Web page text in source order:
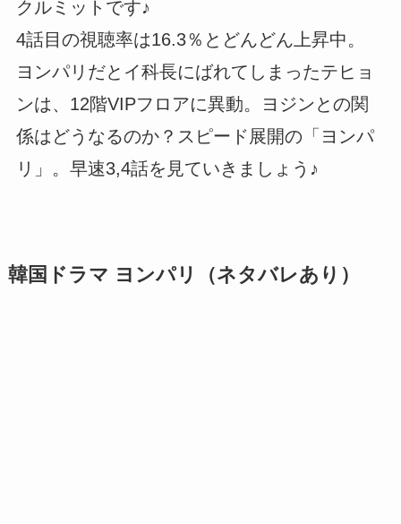
クルミットです♪
4話目の視聴率は16.3％とどんどん上昇中。
ヨンパリだとイ科長にばれてしまったテヒョ
ンは、12階VIPフロアに異動。ヨジンとの関
係はどうなるのか？スピード展開の「ヨンパ
リ」。早速3,4話を見ていきましょう♪
韓国ドラマ ヨンパリ（ネタバレあり）